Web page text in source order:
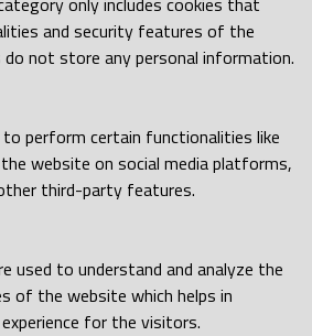
and security features of the
not store any personal information.
to perform certain functionalities like
website on social media platforms,
third-party features.
used to understand and analyze the
of the website which helps in
for the visitors.